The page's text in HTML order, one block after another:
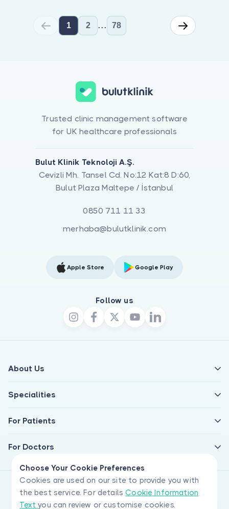
1 2 ... 78
Choose Your Cookie Preferences
Cookies are used on our site to provide you with
the best service. For detailsCookie Information
Textyou can review or customise cookies.
Trusted clinic management software
for UK healthcare professionals
Bulut Klinik Teknoloji A.Ş.
Cevizli Mh. Tansel Cd. No:12 Kat:8 D:60,
Bulut Plaza Maltepe / İstanbul
0850 711 11 33
merhaba@bulutklinik.com
Apple Store Google Play
Follow us
About Us
Specialities
For Patients
For Doctors